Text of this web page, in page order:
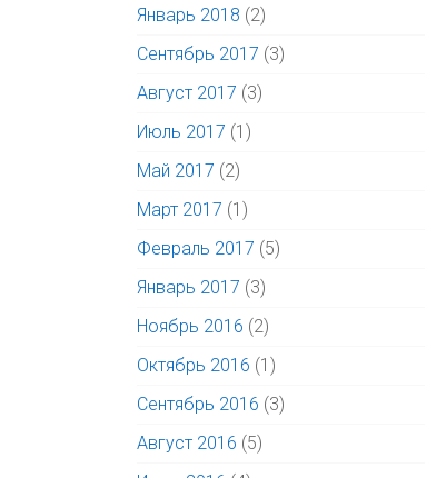
Январь 2018 (2)
Сентябрь 2017 (3)
Август 2017 (3)
Июль 2017 (1)
Май 2017 (2)
Март 2017 (1)
Февраль 2017 (5)
Январь 2017 (3)
Ноябрь 2016 (2)
Октябрь 2016 (1)
Сентябрь 2016 (3)
Август 2016 (5)